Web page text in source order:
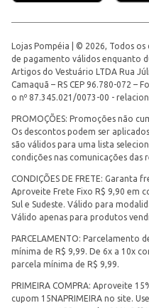
Lojas Pompéia | © 2026, Todos
de pagamento válidos enquanto
Artigos do Vestuário LTDA Rua
Camaquã – RS CEP 96.780-072 –
o nº 87.345.021/0073-00 -
PROMOÇÕES: Promoções não
Os descontos podem ser
são válidos para uma lista
condições nas comunicações das
CONDIÇÕES DE FRETE: Garanta
Aproveite Frete Fixo R$ 9,90 em
Sul e Sudeste. Válido para
Válido apenas para produtos
PARCELAMENTO: Parcelamento
mínima de R$ 9,99. De 6x a 10x
parcela mínima de R$ 9,99.
PRIMEIRA COMPRA: Aproveite
cupom 15NAPRIMEIRA no site.